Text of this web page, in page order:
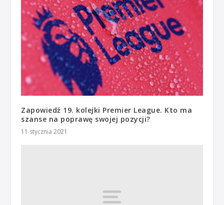
Zapowiedź 19. kolejki Premier League. Kto ma
szanse na poprawę swojej pozycji?
11 stycznia 2021